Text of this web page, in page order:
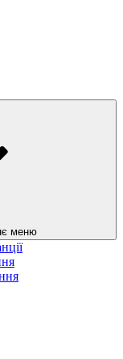
меню